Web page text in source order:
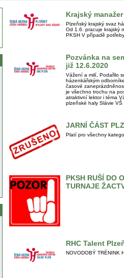
Krajský
Plzeňský krajský svaz
Od 1.6. pracuje krajský
PKSH V případě
Pozvánka na
již 12.6.2020
Vážení a milí, Podařilo
házenkářským
časové
je všechno trochu na
atraktivní lektor i téma
plzeňské haly Slávie VŠ
JARNÍ ČÁST
Platí pro všechny
PKSH RUŠÍ DO
TURNAJE
RHC Talent
NOVODOBÝ TRÉNINK